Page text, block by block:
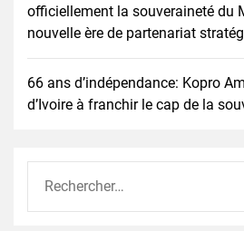
officiellement la souveraineté du
nouvelle ère de partenariat
66 ans d’indépendance: Kopro
d’Ivoire à franchir le cap de la